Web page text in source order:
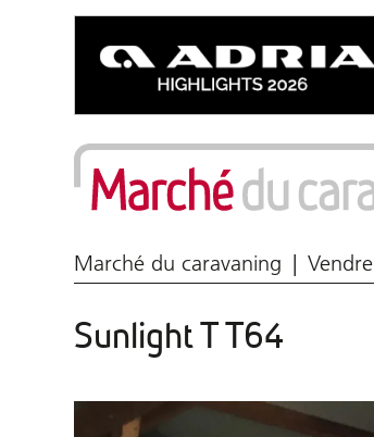
Marché du caravaning Vendre
Sunlight T T64